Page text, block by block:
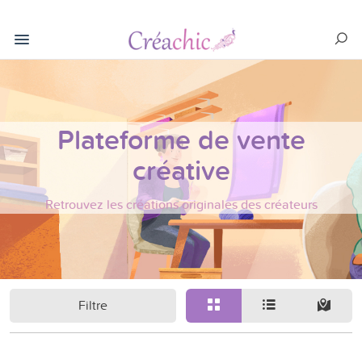
Plateforme de vente
créative
Retrouvez les créations originales des créateurs
Filtre